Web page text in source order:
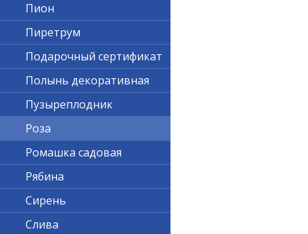
Пион
Пиретрум
Подарочный сертификат
Полынь декоративная
Пузыреплодник
Роза
Ромашка садовая
Рябина
Сирень
Слива